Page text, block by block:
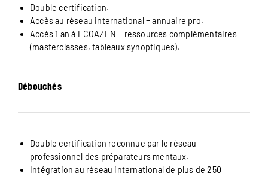
Double certification.
Accès au réseau international + annuaire pro.
Accès 1 an à ECOAZEN + ressources complémentaires
(masterclasses, tableaux synoptiques).
Débouchés
Double certification reconnue par le réseau
professionnel des préparateurs mentaux.
Intégration au réseau international de plus de 250